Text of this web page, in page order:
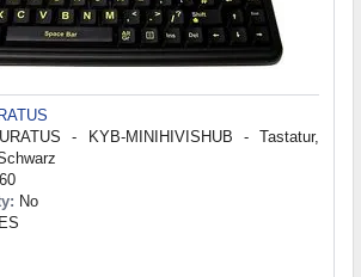
- KYB-MINIHIVISHUB - Tastatur,
No